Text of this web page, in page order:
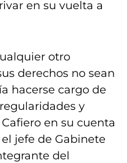
en su vuelta a
otro
derechos no sean
hacerse cargo de
y
en su cuenta
jefe de Gabinete
del